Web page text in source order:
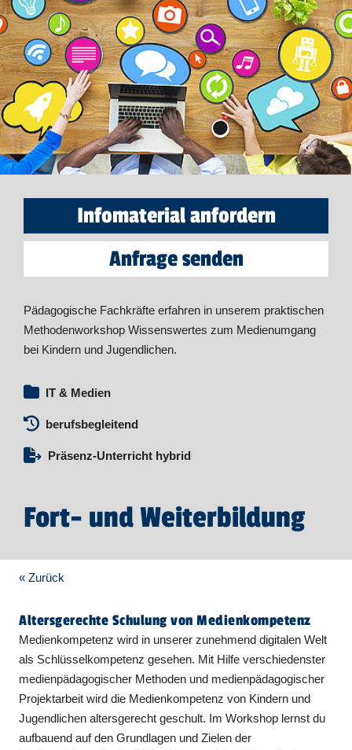
Infomaterial anfordern
Anfrage senden
Pädagogische Fachkräfte erfahren in unserem praktischen
Methodenworkshop Wissenswertes zum Medienumgang
bei Kindern und Jugendlichen.
IT & Medien
berufsbegleitend
Präsenz-Unterricht hybrid
Fort- und Weiterbildung
« Zurück
Altersgerechte Schulung von Medienkompetenz
Medienkompetenz wird in unserer zunehmend digitalen Welt
als Schlüsselkompetenz gesehen. Mit Hilfe verschiedenster
medienpädagogischer Methoden und medienpädagogischer
Projektarbeit wird die Medienkompetenz von Kindern und
Jugendlichen altersgerecht geschult. Im Workshop lernst du
aufbauend auf den Grundlagen und Zielen der